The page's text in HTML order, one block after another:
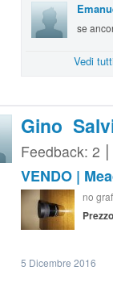
se
Vedi
Gino
Feedback: 2
VENDO |
no
5 Dicembre 2016